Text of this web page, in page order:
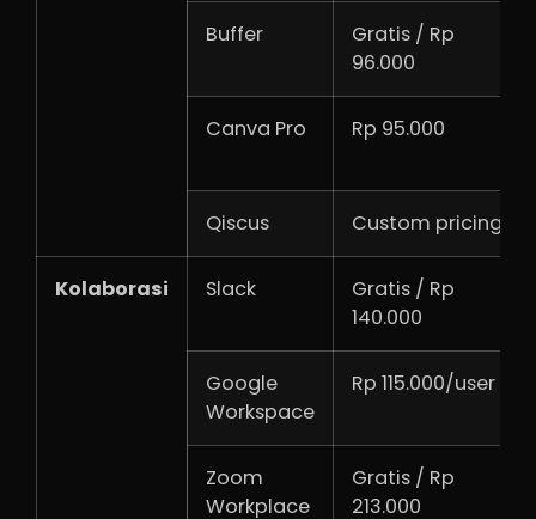
Buffer
Gratis / Rp
96.000
Canva Pro Rp 95.000
Qiscus Custom pricing
Kolaborasi Slack
Gratis / Rp
140.000
Google
Workspace
Rp 115.000/user
Zoom
Workplace
Gratis / Rp
213.000